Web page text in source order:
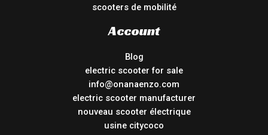
scooters de mobilité
Account
Blog
electric scooter for sale
info@onanaenzo.com
electric scooter manufacturer
nouveau scooter électrique
usine citycoco